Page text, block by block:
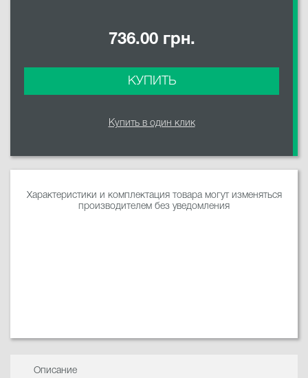
736.00 грн.
КУПИТЬ
Купить в один клик
Характеристики и комплектация товара могут изменяться
производителем без уведомления
Описание